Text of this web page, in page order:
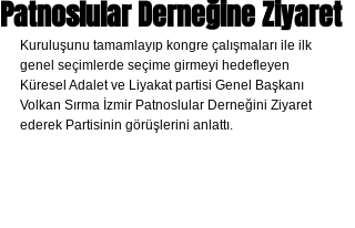
Patnoslular Derneğine Ziyaret
Kuruluşunu tamamlayıp kongre çalışmaları ile ilk
genel seçimlerde seçime girmeyi hedefleyen
Küresel Adalet ve Liyakat partisi Genel Başkanı
Volkan Sırma İzmir Patnoslular Derneğini Ziyaret
ederek Partisinin görüşlerini anlattı.